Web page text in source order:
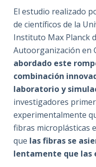
El estudio realizado
de científicos de la
Instituto Max Planck
Autoorganización en
abordado este
combinación
laboratorio y
investigadores
experimentalmente
fibras microplásticas
que las fibras se
lentamente que las